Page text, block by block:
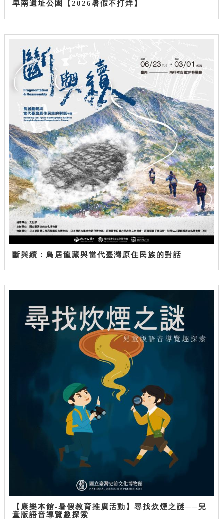
卑南遺址公園【2026暑假不打烊】
斷與續：鳥居龍藏與當代臺灣原住民族的對話
【康樂本館-暑假教育推廣活動】尋找炊煙之謎──兒
童版語音導覽趣探索